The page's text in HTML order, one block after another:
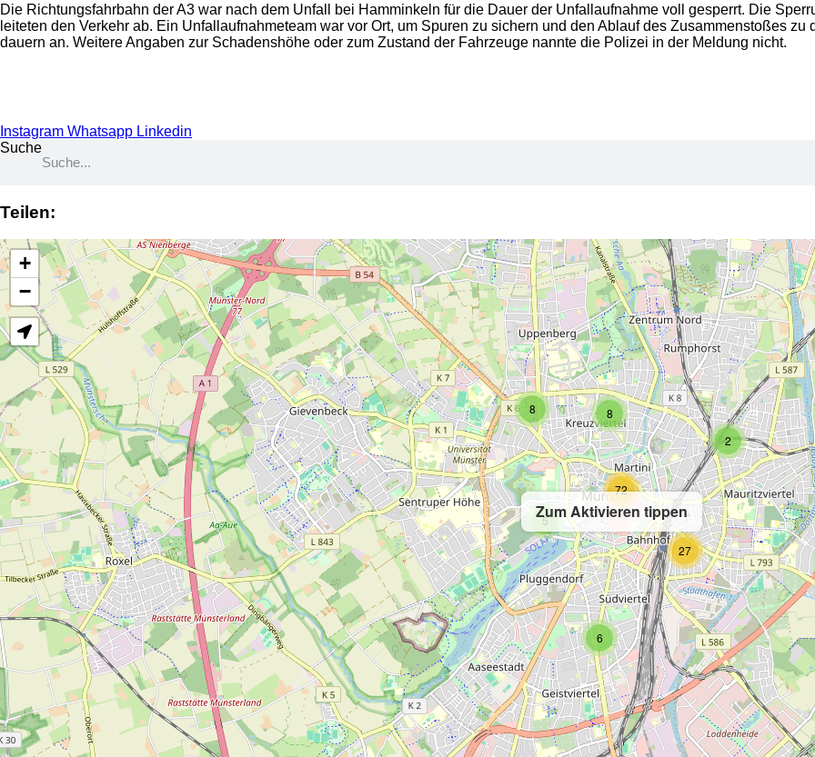
Die Richtungsfahrbahn der A3 war nach dem Unfall bei Hamminkeln für die Dauer der Unfallaufnahme voll gesperrt. Die
leiteten den Verkehr ab. Ein Unfallaufnahmeteam war vor Ort, um Spuren zu sichern und den Ablauf des Zusammenstoßes
dauern an. Weitere Angaben zur Schadenshöhe oder zum Zustand der Fahrzeuge nannte die Polizei in der Meldung nicht.
Instagram Whatsapp Linkedin
Suche
Teilen:
Zum Aktivieren tippen
2
8
6
8
27
5
72
+
−